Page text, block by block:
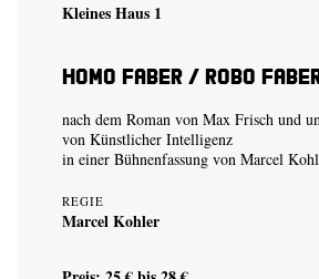
Kleines Haus 1
Homo Faber / Robo
nach dem Roman von Max Frisch und
von Künstlicher Intelligenz
in einer Bühnenfassung von Marcel
REGIE
Marcel Kohler